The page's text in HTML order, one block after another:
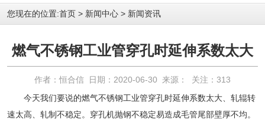
您现在的位置:首页 > 新闻中心 > 新闻资讯
燃气不锈钢工业管穿孔时延伸系数太大
作者：恒合信 日期：2020-06-30 来源： 关注： 313
今天我们要说的燃气不锈钢工业管穿孔时延伸系数太大、轧辊转
速太高、轧制不稳定。穿孔机抛钢不稳定易造成毛管尾部壁厚不均。